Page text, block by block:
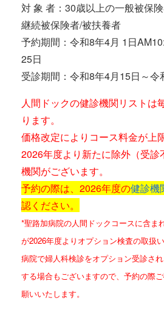
対 象 者：30歳以上の一般被保
継続被保険者/被扶養者
予約期間：令和8年4月 1日
25日
受診期間：令和8年4月15日～令
人間ドックの健診機関リストは
ります。
価格改定によりコース料金が上
2026年度より新たに除外（受診
機関がございます。
予約の際は、2026年度の健診機
認ください。
*聖路加病院の人間ドックコースに含ま
が2026年度よりオプション検査の取扱い
病院で婦人科検診をオプション受診さ
する場合もございますので、予約の際
願いいたします。